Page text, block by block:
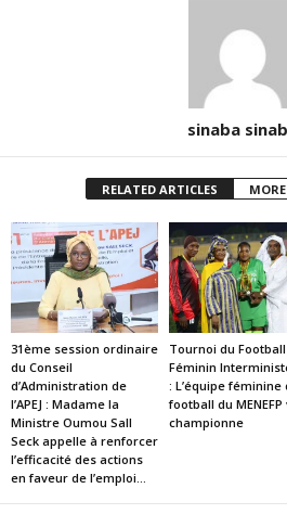
sinaba
RELATED ARTICLES
31ème session ordinaire
du Conseil
d’Administration de
l’APEJ : Madame la
Ministre Oumou Sall
Seck appelle à renforcer
l’efficacité des actions
en faveur de l’emploi...
Tournoi du Football
Féminin
: L’équipe féminine
football du MENEFP
championne